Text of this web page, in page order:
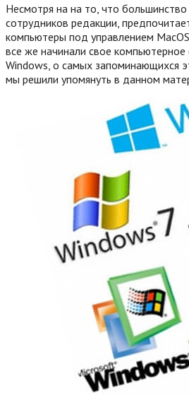
Несмотря на на то, что
сотрудников редакции,
компьютеры под управлением
все же начинали свое
Windows, о самых запоминающихся
мы решили упомянуть в данном